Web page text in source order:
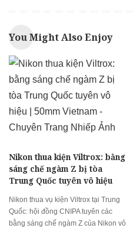
You Might Also Enjoy
Nikon thua kiện Viltrox: bằng
sáng chế ngàm Z bị tòa
Trung Quốc tuyên vô hiệu
Nikon thua vụ kiện Viltrox tại Trung
Quốc: hội đồng CNIPA tuyên các
bằng sáng chế ngàm Z của Nikon vô